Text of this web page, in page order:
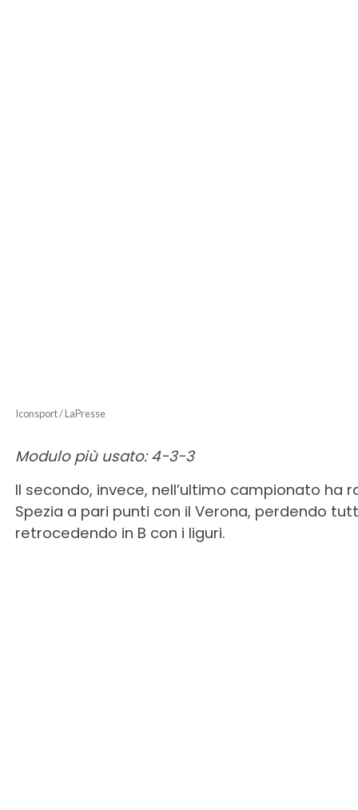
Iconsport / LaPresse
Modulo più usato: 4-3-3
Il secondo, invece, nell’ultimo campionato
Spezia a pari punti con il Verona, perdendo
retrocedendo in B con i liguri.